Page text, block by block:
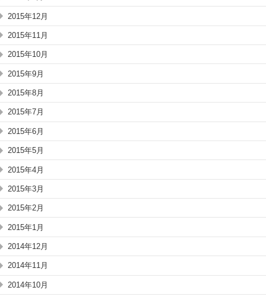
2015年12月
2015年11月
2015年10月
2015年9月
2015年8月
2015年7月
2015年6月
2015年5月
2015年4月
2015年3月
2015年2月
2015年1月
2014年12月
2014年11月
2014年10月